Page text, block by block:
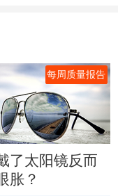
每周质量报告
了太阳镜反而
胀？